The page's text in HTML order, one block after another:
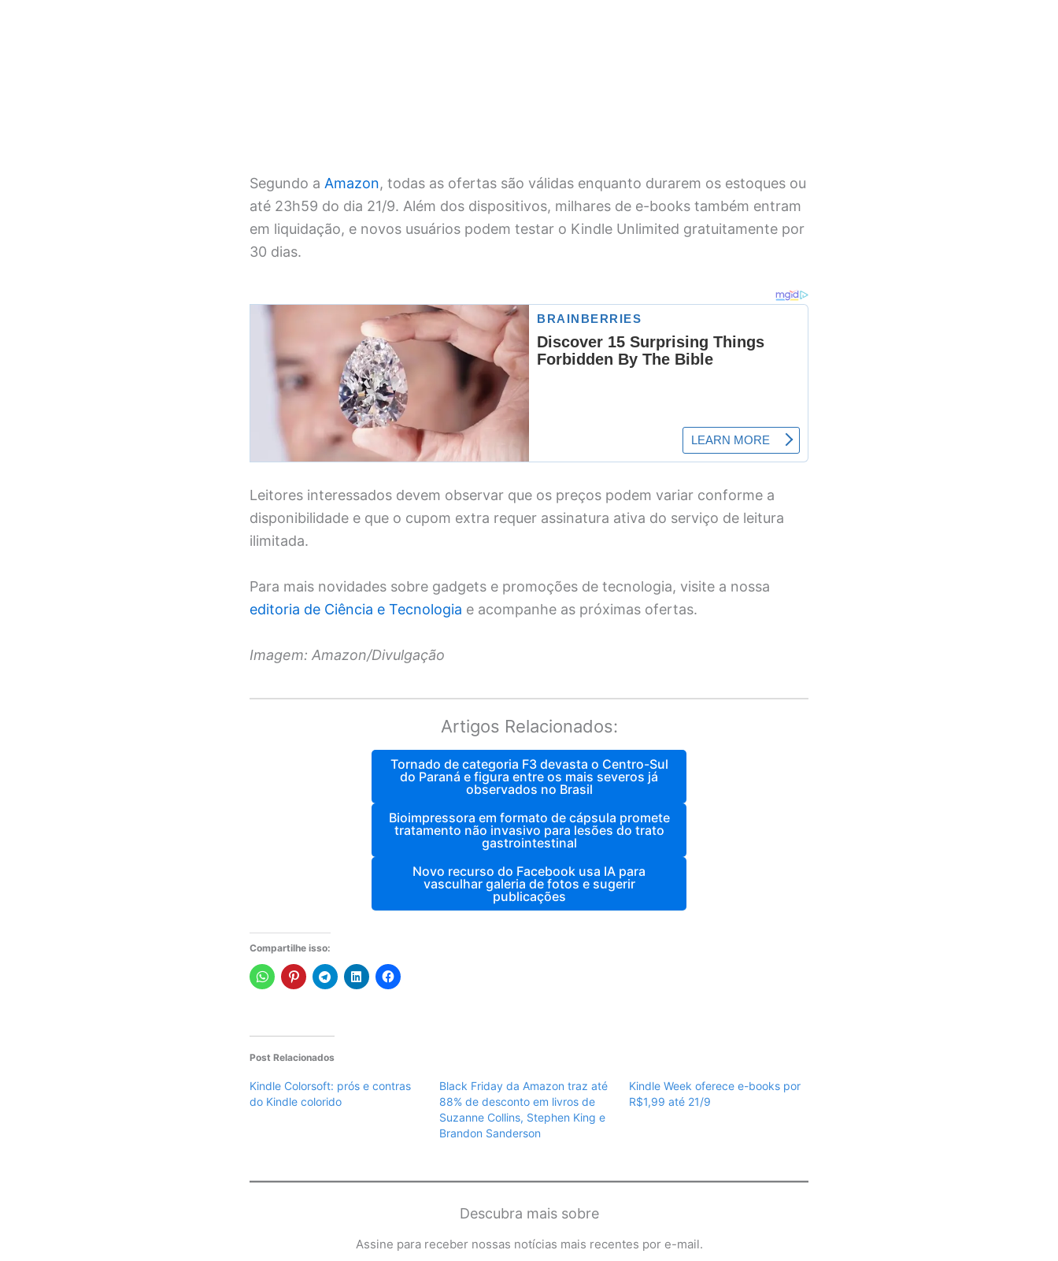
Segundo a Amazon, todas as ofertas são válidas enquanto durarem os estoques ou
até 23h59 do dia 21/9. Além dos dispositivos, milhares de e-books também entram
em liquidação, e novos usuários podem testar o Kindle Unlimited gratuitamente por
30 dias.
Leitores interessados devem observar que os preços podem variar conforme a
disponibilidade e que o cupom extra requer assinatura ativa do serviço de leitura
ilimitada.
Para mais novidades sobre gadgets e promoções de tecnologia, visite a nossa
editoria de Ciência e Tecnologia e acompanhe as próximas ofertas.
Imagem: Amazon/Divulgação
Artigos Relacionados:
Tornado de categoria F3 devasta o Centro-Sul
do Paraná e figura entre os mais severos já
observados no Brasil
Bioimpressora em formato de cápsula promete
tratamento não invasivo para lesões do trato
gastrointestinal
Novo recurso do Facebook usa IA para
vasculhar galeria de fotos e sugerir
publicações
Compartilhe isso:
Post Relacionados
Kindle Colorsoft: prós e contras
do Kindle colorido
Black Friday da Amazon traz até
88% de desconto em livros de
Suzanne Collins, Stephen King e
Brandon Sanderson
Kindle Week oferece e-books por
R$1,99 até 21/9
Descubra mais sobre
Assine para receber nossas notícias mais recentes por e-mail.